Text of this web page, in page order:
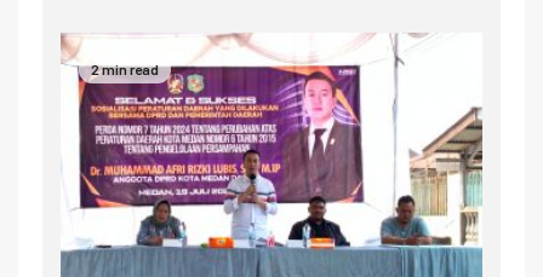
2 min read